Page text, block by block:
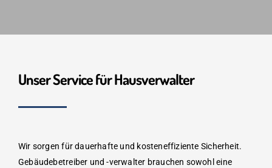
Unser Service für Hausverwalter
Wir sorgen für dauerhafte und kosteneffiziente Sicherheit.
Gebäudebetreiber und -verwalter brauchen sowohl eine